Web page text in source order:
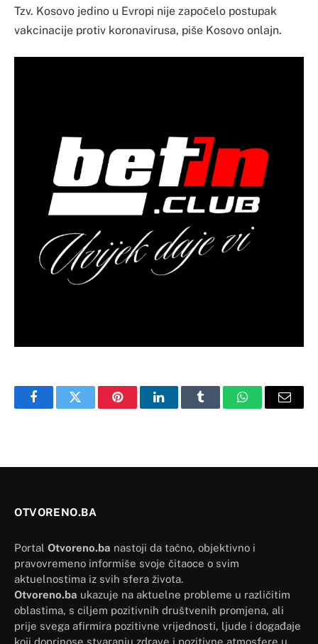
Tzv. Kosovo jedino u Evropi nije započelo postupak
vakcinacije protiv koronavirusa, piše Kosovo onlajn.
FacebookTwitter PinterestLinkedInTumblr WhatsAppEmail
OTVORENO.BA
Portal Otvoreno.ba nastoji da tačno, objektivno i
pravovremeno informiše svoje čitaoce o svim
aktuelnostima iz svih sfera života.
Otvoreno.ba ukazuje na aktuelne probleme u različitim
oblastima, s ciljem pozitivnih društvenih promjena, ali
prije svega afirmira pozitivne vrijednosti, ljude i događaje
koji doprinose stvaranju zdrave i pozitivne atmosfere u